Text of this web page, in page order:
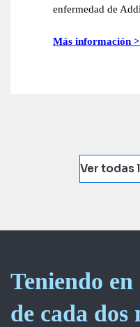
enfermedad de
Más información >
Ver todas
Teniendo
de cada dos